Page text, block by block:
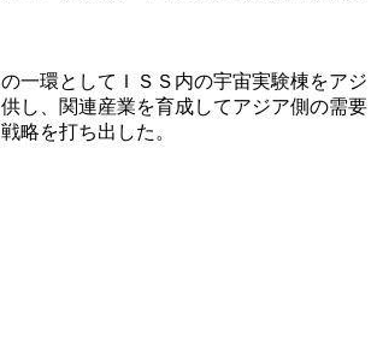
一環としてＩＳＳ内の宇宙実験棟をアジ
し、関連産業を育成してアジア側の需要
略を打ち出した。